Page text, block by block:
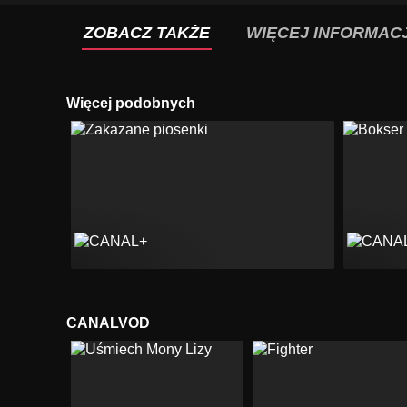
ZOBACZ TAKŻE WIĘCEJ
Więcej podobnych
CANALVOD